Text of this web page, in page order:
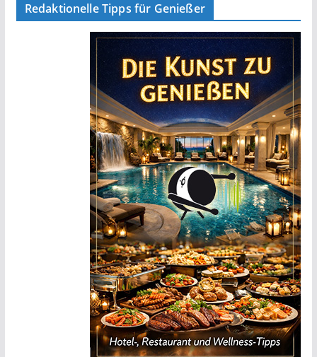
Redaktionelle Tipps für Genießer